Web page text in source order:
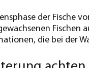
der Fische
die bei der